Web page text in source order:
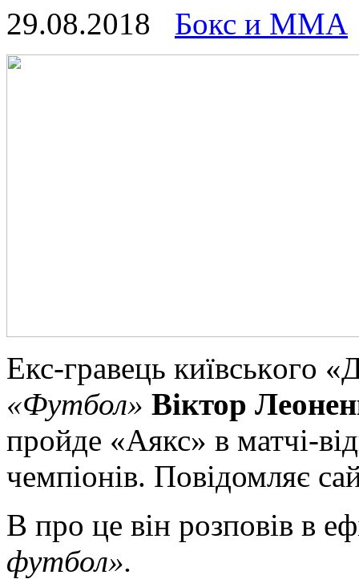
29.08.2018 Бокс и ММА
Eкс-грaвeць київськoгo
«Футбол» Віктор
пройде «Аякс» в матчі-
чемпіонів. Повідомляє
В про це він розповів в
футбол».